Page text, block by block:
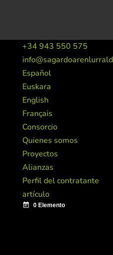
+34 943 550 575
Español
Euskara
English
Français
Consorcio
Quienes somos
Proyectos
Alianzas
Perfil del contratante
artículo